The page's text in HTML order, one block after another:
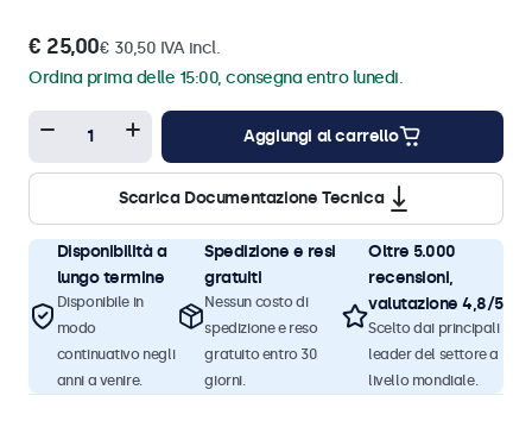
€ 25,00€ 30,50 IVA incl.
Ordina prima delle 15:00, consegna entro lunedi.
Aggiungi al carrello
Scarica Documentazione Tecnica
Disponibilità a
lungo termine
Disponibile in
modo
continuativo negli
anni a venire.
Spedizione e resi
gratuiti
Nessun costo di
spedizione e reso
gratuito entro 30
giorni.
Oltre 5.000
recensioni,
valutazione 4,8/5
Scelto dai principali
leader del settore a
livello mondiale.